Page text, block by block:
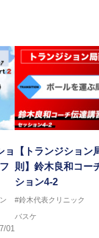
コーチ
ョ
01
【トランジション
則】鈴木良和コー
ション4-2
#鈴木代表クリニック
バスケ